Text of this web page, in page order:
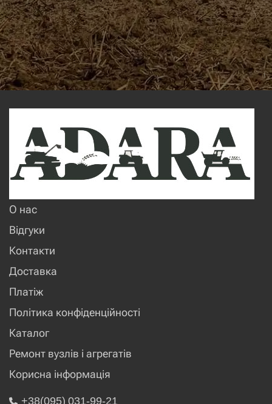
О нас
Відгуки
Контакти
Доставка
Платіж
Політика конфіденційності
Каталог
Ремонт вузлів і агрегатів
Корисна інформація
+38(095) 031-99-21